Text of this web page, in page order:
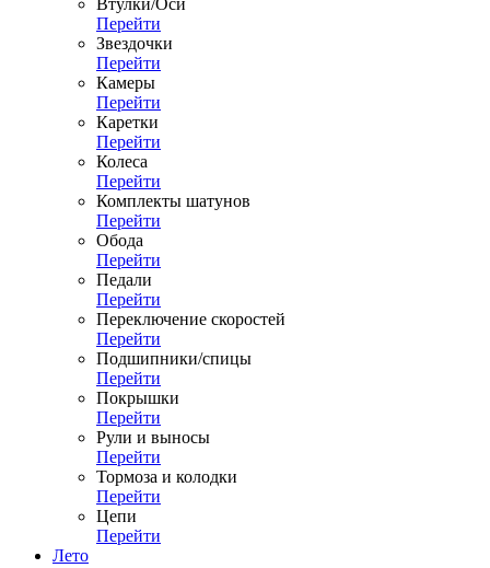
Втулки/Оси
Перейти
Звездочки
Перейти
Камеры
Перейти
Каретки
Перейти
Колеса
Перейти
Комплекты шатунов
Перейти
Обода
Перейти
Педали
Перейти
Переключение скоростей
Перейти
Подшипники/спицы
Перейти
Покрышки
Перейти
Рули и выносы
Перейти
Тормоза и колодки
Перейти
Цепи
Перейти
Лето